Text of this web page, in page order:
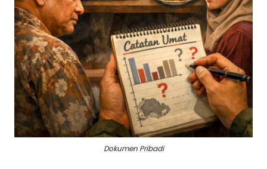
Dokumen Pribadi
repjogja.republika.co.id
Republika
IQRA
Tentang
Retizen
Do's